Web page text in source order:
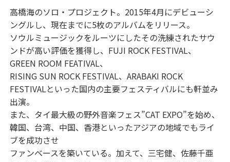
高橋海のソロ・プロジェクト。2015年4月にデビューシ
ングルし、現在までに5枚のアルバムをリリース。
ソウルミュージックをルーツにしたその洗練されたサウ
ンドが高い評価を獲得し、FUJI ROCK FESTIVAL、
GREEN ROOM FEATIVAL、
RISING SUN ROCK FESTIVAL、ARABAKI ROCK
FESTIVALといった国内の主要フェスティバルにも軒並み
出演。
また、タイ最大級の野外音楽フェス”CAT EXPO”を始め、
韓国、台湾、中国、香港といったアジアの地域でもライ
ブを成功させ
ファンベースを築いている。加えて、三宅健、佐藤千亜